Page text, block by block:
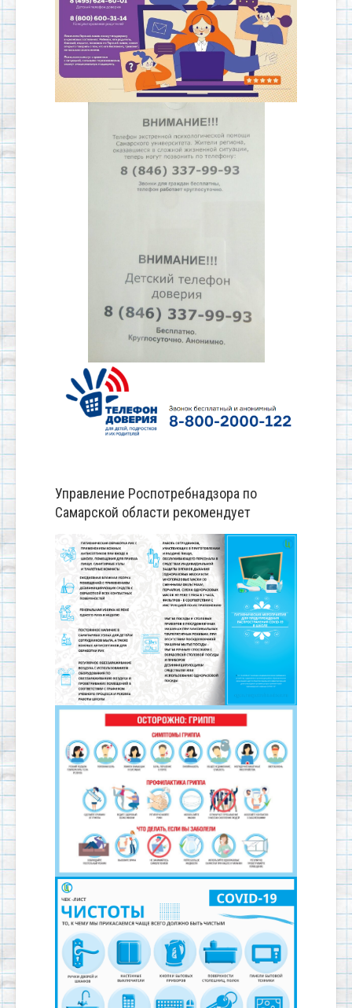
Управление Роспотребнадзора по
Самарской области рекомендует